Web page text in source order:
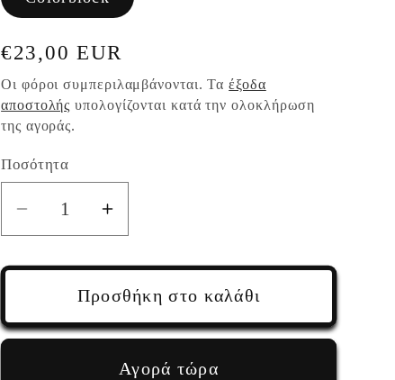
Κανονική
τιμή
€23,00 EUR
Οι φόροι συμπεριλαμβάνονται. Ταέξοδα
αποστολής υπολογίζονται κατά την ολοκλήρωση
της αγοράς.
Ποσότητα
Ποσότητα
Μείωση
ποσότητας
για
Σκουλαρίκια
κρεμαστά
κόκκινο
Αύξηση
ποσότητας
για
Σκουλαρίκια
κρεμαστά
κόκκινο
μπλε
Προσθήκη στο καλάθι
Αγορά τώρα